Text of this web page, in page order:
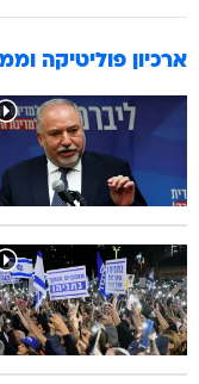
ארכיון פוליטיקה